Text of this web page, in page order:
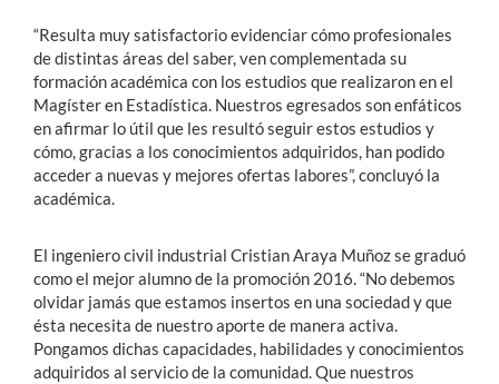
“Resulta muy satisfactorio evidenciar cómo profesionales
de distintas áreas del saber, ven complementada su
formación académica con los estudios que realizaron en el
Magíster en Estadística. Nuestros egresados son enfáticos
en afirmar lo útil que les resultó seguir estos estudios y
cómo, gracias a los conocimientos adquiridos, han podido
acceder a nuevas y mejores ofertas labores”, concluyó la
académica.
El ingeniero civil industrial Cristian Araya Muñoz se graduó
como el mejor alumno de la promoción 2016. “No debemos
olvidar jamás que estamos insertos en una sociedad y que
ésta necesita de nuestro aporte de manera activa.
Pongamos dichas capacidades, habilidades y conocimientos
adquiridos al servicio de la comunidad. Que nuestros